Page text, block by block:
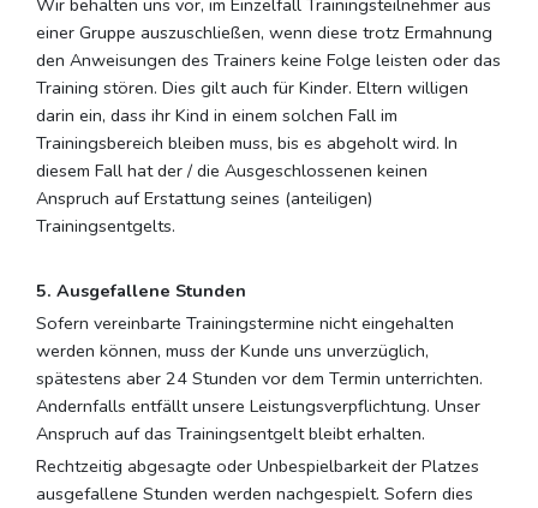
Wir behalten uns vor, im Einzelfall Trainingsteilnehmer aus
einer Gruppe auszuschließen, wenn diese trotz Ermahnung
den Anweisungen des Trainers keine Folge leisten oder das
Training stören. Dies gilt auch für Kinder. Eltern willigen
darin ein, dass ihr Kind in einem solchen Fall im
Trainingsbereich bleiben muss, bis es abgeholt wird. In
diesem Fall hat der / die Ausgeschlossenen keinen
Anspruch auf Erstattung seines (anteiligen)
Trainingsentgelts.
5. Ausgefallene Stunden
Sofern vereinbarte Trainingstermine nicht eingehalten
werden können, muss der Kunde uns unverzüglich,
spätestens aber 24 Stunden vor dem Termin unterrichten.
Andernfalls entfällt unsere Leistungsverpflichtung. Unser
Anspruch auf das Trainingsentgelt bleibt erhalten.
Rechtzeitig abgesagte oder Unbespielbarkeit der Platzes
ausgefallene Stunden werden nachgespielt. Sofern dies